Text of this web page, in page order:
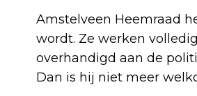
Amstelveen Heemraad
wordt. Ze werken
overhandigd aan de
Dan is hij niet meer